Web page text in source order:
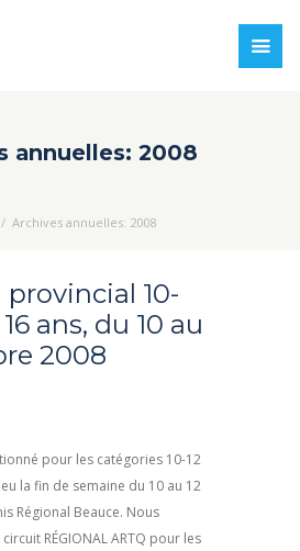
annuelles: 2008
Archives annuelles: 2008
10-
16 ans, du 10 au
2008
pour les catégories 10-12
la fin de semaine du 10 au 12
Régional Beauce. Nous
RÉGIONAL ARTQ pour les